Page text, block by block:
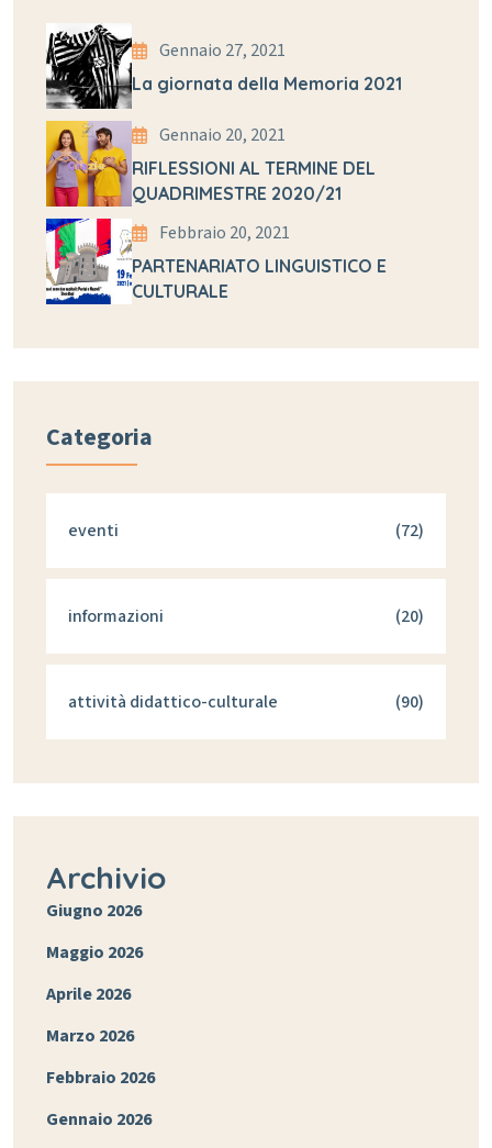
Gennaio 27, 2021
La giornata della Memoria 2021
Gennaio 20, 2021
RIFLESSIONI AL TERMINE DEL
QUADRIMESTRE 2020/21
Febbraio 20, 2021
PARTENARIATO LINGUISTICO E
CULTURALE
Categoria
eventi (72)
informazioni (20)
attività didattico-culturale (90)
Archivio
Giugno 2026
Maggio 2026
Aprile 2026
Marzo 2026
Febbraio 2026
Gennaio 2026